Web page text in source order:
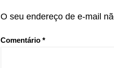
O seu endereço de e-mail
Comentário *